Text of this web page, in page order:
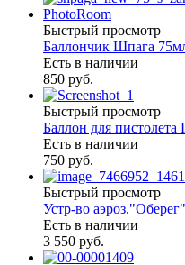
Быстрый просмотр
Баллончик Шпага
Есть в наличии
850 руб.
Быстрый просмотр
Баллон для
Есть в наличии
750 руб.
Быстрый просмотр
Устр-во
Есть в наличии
3 550 руб.